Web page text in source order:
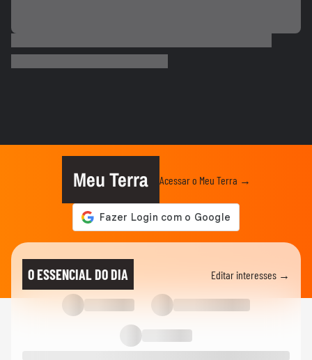
campo: 'Existe diferença entre...
00:26
Por que o corpo treme durante a prancha?
Vídeo mostra o momento em que jogador
do São Paulo atropela idoso...
Vídeo mostra o momento em que Nicolas,
do São Paulo, atropela...
Meu Terra Acessar o Meu Terra →
O ESSENCIAL DO DIA Editar interesses →